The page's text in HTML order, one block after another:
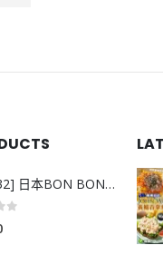
[J206232] 日本BON BON銀離子抗菌啫喱洗衣珠 (80粒)